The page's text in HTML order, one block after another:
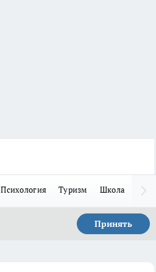
Психология Туризм Школа
Принять